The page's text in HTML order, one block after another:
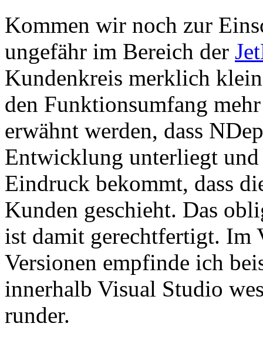
Kommen wir noch zur
ungefähr im Bereich der
Kundenkreis merklich
den Funktionsumfang
erwähnt werden, dass
Entwicklung unterliegt
Eindruck bekommt, dass
Kunden geschieht. Das
ist damit gerechtfertigt. Im
Versionen empfinde ich
innerhalb Visual Studio
runder.